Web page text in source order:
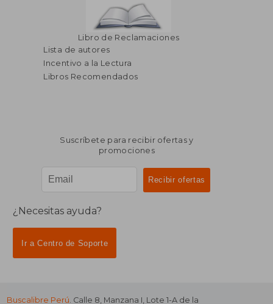
Libro de Reclamaciones
Lista de autores
Incentivo a la Lectura
Libros Recomendados
Suscríbete para recibir ofertas y
promociones
¿Necesitas ayuda?
Ir a Centro de Soporte
Buscalibre Perú. Calle 8, Manzana I, Lote 1-A de la